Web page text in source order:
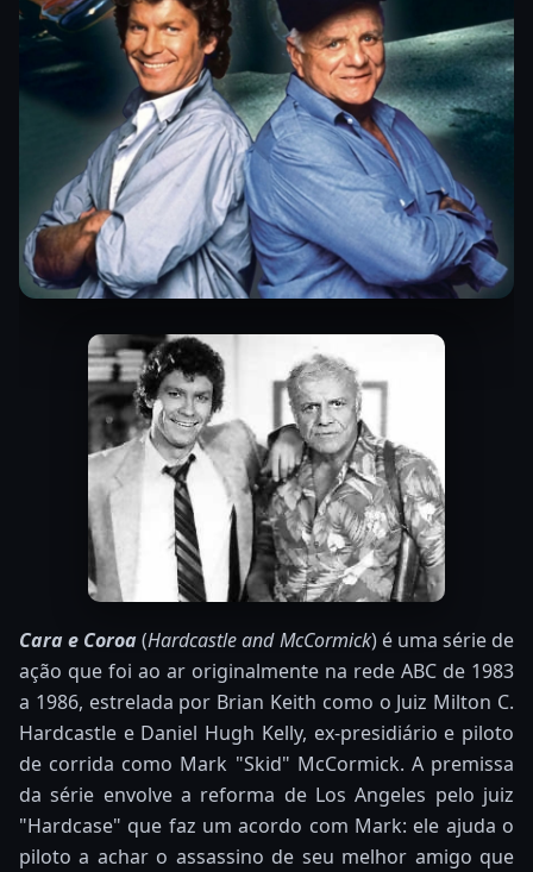
Cara e Coroa(Hardcastle and McCormick) é uma série de
ação que foi ao ar originalmente na rede ABC de 1983
a 1986, estrelada por Brian Keith como o Juiz Milton C.
Hardcastle e Daniel Hugh Kelly, ex-presidiário e piloto
de corrida como Mark "Skid" McCormick. A premissa
da série envolve a reforma de Los Angeles pelo juiz
"Hardcase" que faz um acordo com Mark: ele ajuda o
piloto a achar o assassino de seu melhor amigo que